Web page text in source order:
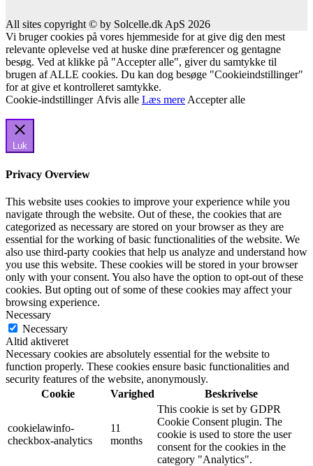
All sites copyright © by Solcelle.dk ApS 2026
Vi bruger cookies på vores hjemmeside for at give dig den mest
relevante oplevelse ved at huske dine præferencer og gentagne
besøg. Ved at klikke på "Accepter alle", giver du samtykke til
brugen af ALLE cookies. Du kan dog besøge "Cookieindstillinger"
for at give et kontrolleret samtykke.
Cookie-indstillinger Afvis alle Læs mereAccepter alle
Luk
Privacy Overview
This website uses cookies to improve your experience while you
navigate through the website. Out of these, the cookies that are
categorized as necessary are stored on your browser as they are
essential for the working of basic functionalities of the website. We
also use third-party cookies that help us analyze and understand how
you use this website. These cookies will be stored in your browser
only with your consent. You also have the option to opt-out of these
cookies. But opting out of some of these cookies may affect your
browsing experience.
Necessary
Necessary
Altid aktiveret
Necessary cookies are absolutely essential for the website to
function properly. These cookies ensure basic functionalities and
security features of the website, anonymously.
Cookie
Varighed Beskrivelse
cookielawinfo-
checkbox-analytics
11
months
This cookie is set by GDPR
Cookie Consent plugin. The
cookie is used to store the user
consent for the cookies in the
category "Analytics".